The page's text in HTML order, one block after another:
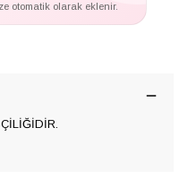
otomatik olarak eklenir.